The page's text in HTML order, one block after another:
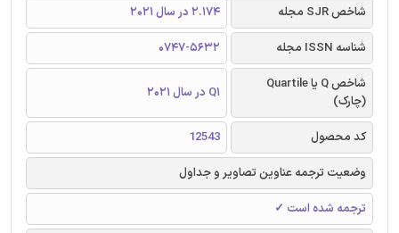
شاخص SJR مجله
2.174 در سال 2021
شناسه ISSN مجله
0747-5632
شاخص Q یا Quartile
(چارک)
Q1 در سال 2021
کد محصول
12543
وضعیت ترجمه عناوین تصاویر و جداول
ترجمه شده است ✓